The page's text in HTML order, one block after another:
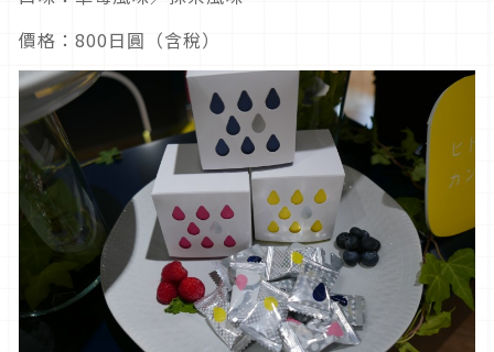
價格：800日圓（含稅）